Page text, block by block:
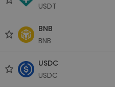
USDT
BNB
BNB
USDC
USDC